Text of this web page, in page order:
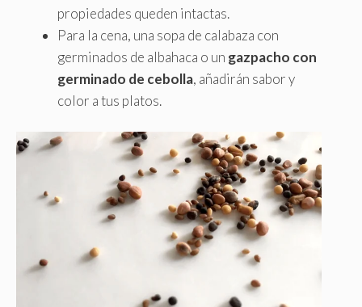
propiedades queden intactas.
Para la cena, una sopa de calabaza con
germinados de albahaca o un gazpacho con
germinado de cebolla, añadirán sabor y
color a tus platos.